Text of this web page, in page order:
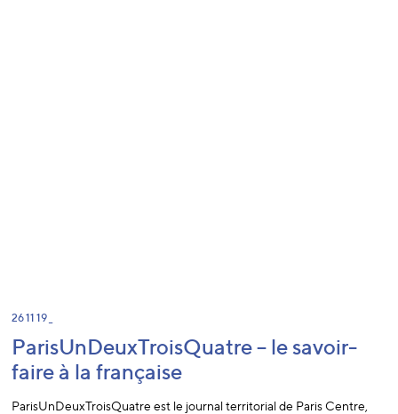
26 11 19 _
ParisUnDeuxTroisQuatre – le savoir-
faire à la française
ParisUnDeuxTroisQuatre est le journal territorial de Paris Centre,